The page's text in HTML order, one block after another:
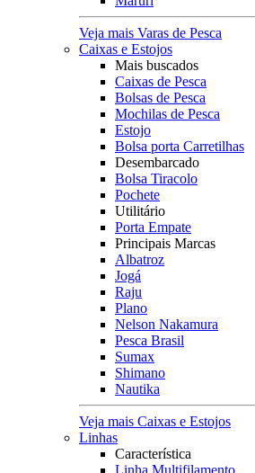
Veja mais Varas de Pesca
Caixas e Estojos
Mais buscados
Caixas de Pesca
Bolsas de Pesca
Mochilas de Pesca
Estojo
Bolsa porta Carretilhas
Desembarcado
Bolsa Tiracolo
Pochete
Utilitário
Porta Empate
Principais Marcas
Albatroz
Jogá
Raju
Plano
Nelson Nakamura
Pesca Brasil
Sumax
Shimano
Nautika
Veja mais Caixas e Estojos
Linhas
Característica
Linha Multifilamento